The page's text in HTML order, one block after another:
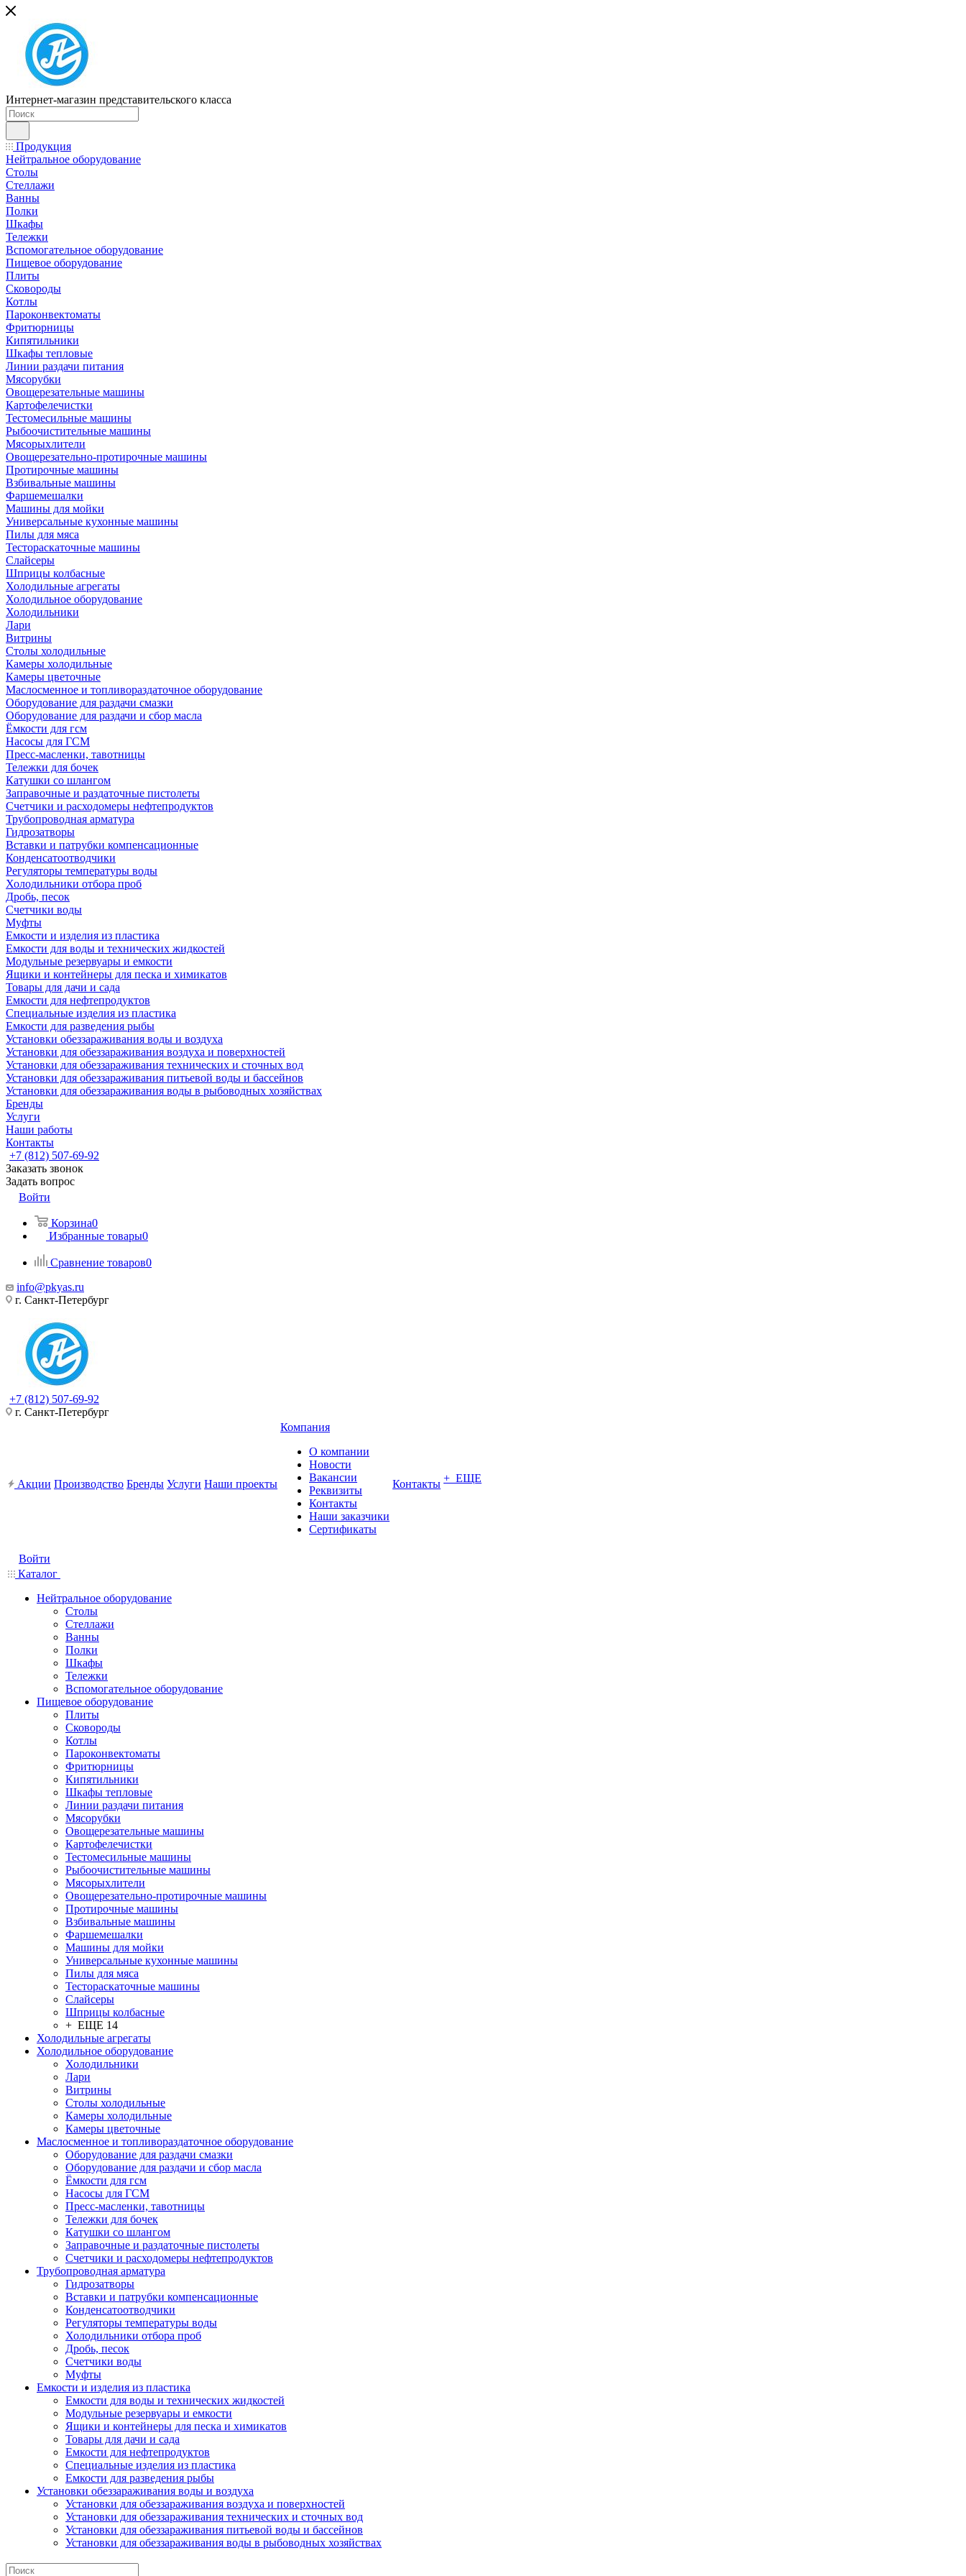
Интернет-магазин представительского класса
Продукция
Нейтральное оборудование
Столы
Стеллажи
Ванны
Полки
Шкафы
Тележки
Вспомогательное оборудование
Пищевое оборудование
Плиты
Сковороды
Котлы
Пароконвектоматы
Фритюрницы
Кипятильники
Шкафы тепловые
Линии раздачи питания
Мясорубки
Овощерезательные машины
Картофелечистки
Тестомесильные машины
Рыбоочистительные машины
Мясорыхлители
Овощерезательно-протирочные машины
Протирочные машины
Взбивальные машины
Фаршемешалки
Машины для мойки
Универсальные кухонные машины
Пилы для мяса
Тестораскаточные машины
Слайсеры
Шприцы колбасные
Холодильные агрегаты
Холодильное оборудование
Холодильники
Лари
Витрины
Столы холодильные
Камеры холодильные
Камеры цветочные
Маслосменное и топливораздаточное оборудование
Оборудование для раздачи смазки
Оборудование для раздачи и сбор масла
Ёмкости для гсм
Насосы для ГСМ
Пресс-масленки, тавотницы
Тележки для бочек
Катушки со шлангом
Заправочные и раздаточные пистолеты
Счетчики и расходомеры нефтепродуктов
Трубопроводная арматура
Гидрозатворы
Вставки и патрубки компенсационные
Конденсатоотводчики
Регуляторы температуры воды
Холодильники отбора проб
Дробь, песок
Счетчики воды
Муфты
Емкости и изделия из пластика
Емкости для воды и технических жидкостей
Модульные резервуары и емкости
Ящики и контейнеры для песка и химикатов
Товары для дачи и сада
Емкости для нефтепродуктов
Специальные изделия из пластика
Емкости для разведения рыбы
Установки обеззараживания воды и воздуха
Установки для обеззараживания воздуха и поверхностей
Установки для обеззараживания технических и сточных вод
Установки для обеззараживания питьевой воды и бассейнов
Установки для обеззараживания воды в рыбоводных хозяйствах
Бренды
Услуги
Наши работы
Контакты
+7 (812) 507-69-92
Заказать звонок
Задать вопрос
Войти
Корзина0
Избранные товары0
Сравнение товаров0
info@pkyas.ru
г. Санкт-Петербург
+7 (812) 507-69-92
г. Санкт-Петербург
Акции Производство Бренды Услуги Наши проекты
Компания
О компании
Новости
Вакансии
Реквизиты
Контакты
Наши заказчики
Сертификаты
Контакты + ЕЩЕ
Войти
Каталог
Нейтральное оборудование
Столы
Стеллажи
Ванны
Полки
Шкафы
Тележки
Вспомогательное оборудование
Пищевое оборудование
Плиты
Сковороды
Котлы
Пароконвектоматы
Фритюрницы
Кипятильники
Шкафы тепловые
Линии раздачи питания
Мясорубки
Овощерезательные машины
Картофелечистки
Тестомесильные машины
Рыбоочистительные машины
Мясорыхлители
Овощерезательно-протирочные машины
Протирочные машины
Взбивальные машины
Фаршемешалки
Машины для мойки
Универсальные кухонные машины
Пилы для мяса
Тестораскаточные машины
Слайсеры
Шприцы колбасные
+ ЕЩЕ 14
Холодильные агрегаты
Холодильное оборудование
Холодильники
Лари
Витрины
Столы холодильные
Камеры холодильные
Камеры цветочные
Маслосменное и топливораздаточное оборудование
Оборудование для раздачи смазки
Оборудование для раздачи и сбор масла
Ёмкости для гсм
Насосы для ГСМ
Пресс-масленки, тавотницы
Тележки для бочек
Катушки со шлангом
Заправочные и раздаточные пистолеты
Счетчики и расходомеры нефтепродуктов
Трубопроводная арматура
Гидрозатворы
Вставки и патрубки компенсационные
Конденсатоотводчики
Регуляторы температуры воды
Холодильники отбора проб
Дробь, песок
Счетчики воды
Муфты
Емкости и изделия из пластика
Емкости для воды и технических жидкостей
Модульные резервуары и емкости
Ящики и контейнеры для песка и химикатов
Товары для дачи и сада
Емкости для нефтепродуктов
Специальные изделия из пластика
Емкости для разведения рыбы
Установки обеззараживания воды и воздуха
Установки для обеззараживания воздуха и поверхностей
Установки для обеззараживания технических и сточных вод
Установки для обеззараживания питьевой воды и бассейнов
Установки для обеззараживания воды в рыбоводных хозяйствах